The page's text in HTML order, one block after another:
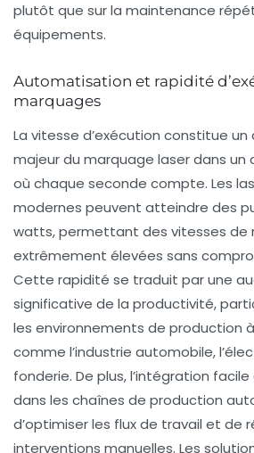
plutôt que sur la maintenance
équipements.
Automatisation et rapidité
marquages
La vitesse d’exécution constitue
majeur du marquage laser dans un
où chaque seconde compte. Les
modernes peuvent atteindre des
watts, permettant des vitesses de
extrêmement élevées sans
Cette rapidité se traduit par une
significative de la productivité,
les environnements de production
comme l’industrie automobile,
fonderie. De plus, l’intégration
dans les chaînes de production
d’optimiser les flux de travail et de
interventions manuelles. Les